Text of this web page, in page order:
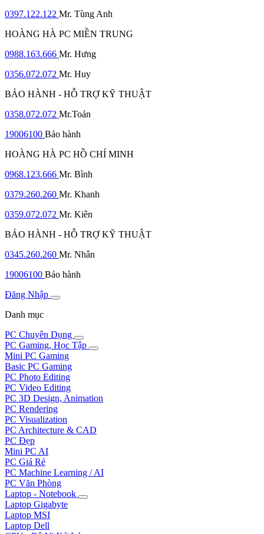
0397.122.122 Mr. Tùng Anh
HOÀNG HÀ PC MIỀN TRUNG
0988.163.666 Mr. Hưng
0356.072.072 Mr. Huy
BẢO HÀNH - HỖ TRỢ KỸ THUẬT
0358.072.072 Mr.Toản
19006100 Bảo hành
HOÀNG HÀ PC HỒ CHÍ MINH
0968.123.666 Mr. Bình
0379.260.260 Mr. Khanh
0359.072.072 Mr. Kiên
BẢO HÀNH - HỖ TRỢ KỸ THUẬT
0345.260.260 Mr. Nhân
19006100 Bảo hành
Đăng Nhập
Danh mục
PC Chuyên Dụng
PC Gaming, Học Tập
Mini PC Gaming
Basic PC Gaming
PC Photo Editing
PC Video Editing
PC 3D Design, Animation
PC Rendering
PC Visualization
PC Architecture & CAD
PC Đẹp
Mini PC AI
PC Giá Rẻ
PC Machine Learning / AI
PC Văn Phòng
Laptop - Notebook
Laptop Gigabyte
Laptop MSI
Laptop Dell